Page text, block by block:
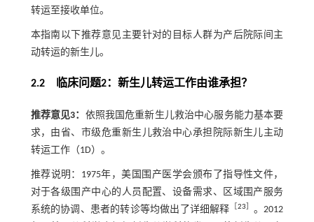
转运至接收单位。
本指南以下推荐意见主要针对的目标人群为产后院际间主
动转运的新生儿。
2.2 临床问题2：新生儿转运工作由谁承担？
推荐意见3： 依照我国危重新生儿救治中心服务能力基本要
求，由省、市级危重新生儿救治中心承担院际新生儿主动
转运工作（1D）。
推荐说明：1975年，美国围产医学会颁布了指导性文件，
对于各级围产中心的人员配置、设备需求、区域围产服务
系统的协调、患者的转诊等均做出了详细解释
23 。2012